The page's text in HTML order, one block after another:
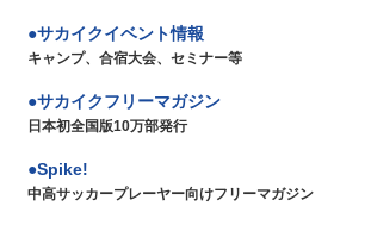
サカイクイベント情報
キャンプ、合宿大会、セミナー等
サカイクフリーマガジン
日本初全国版10万部発行
Spike!
中高サッカープレーヤー向けフリーマガジン